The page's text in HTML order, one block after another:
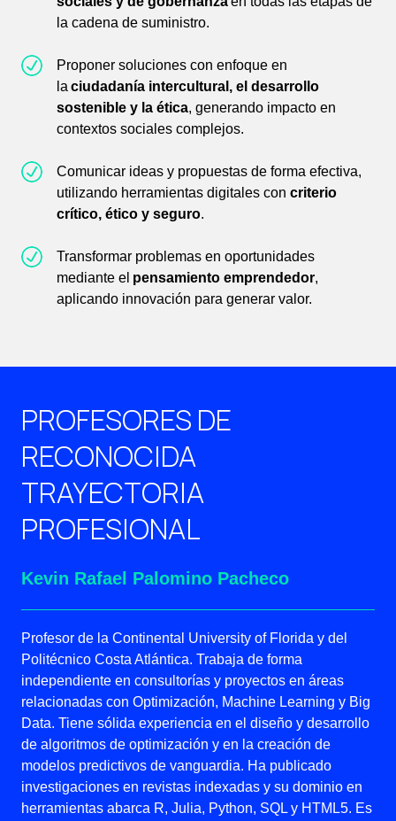
la cadena de suministro.
Proponer soluciones con enfoque en
la ciudadanía intercultural, el desarrollo
sostenible y la ética, generando impacto en
contextos sociales complejos.
Comunicar ideas y propuestas de forma efectiva,
utilizando herramientas digitales con criterio
crítico, ético y seguro.
Transformar problemas en oportunidades
mediante el pensamiento emprendedor,
aplicando innovación para generar valor.
PROFESORES DE
RECONOCIDA
TRAYECTORIA
PROFESIONAL
Kevin Rafael Palomino Pacheco
Profesor de la Continental University of Florida y del
Politécnico Costa Atlántica. Trabaja de forma
independiente en consultorías y proyectos en áreas
relacionadas con Optimización, Machine Learning y Big
Data. Tiene sólida experiencia en el diseño y desarrollo
de algoritmos de optimización y en la creación de
modelos predictivos de vanguardia. Ha publicado
investigaciones en revistas indexadas y su dominio en
herramientas abarca R, Julia, Python, SQL y HTML5. Es